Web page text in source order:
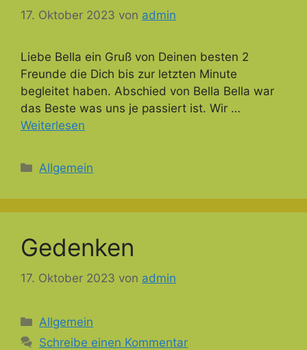
17. Oktober 2023 von admin
Liebe Bella ein Gruß von Deinen besten 2
Freunde die Dich bis zur letzten Minute
begleitet haben. Abschied von Bella Bella war
das Beste was uns je passiert ist. Wir …
Weiterlesen
Kategorien
Allgemein
Gedenken
17. Oktober 2023 von admin
Kategorien
Allgemein
Schreibe einen Kommentar